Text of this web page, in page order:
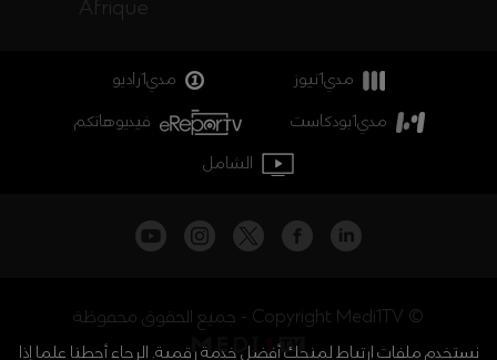
Afrique
مدي1نيوز
مدي1راديو
مدي1بودكاست
فيديوهاتكم
الشامل
جميع الحقوق محفوظة - Copyright Medi1TV ©
نستخدم ملفات ارتباط لمنحك أفضل خدمة رقمية. الرجاء أحطنا علما إذا